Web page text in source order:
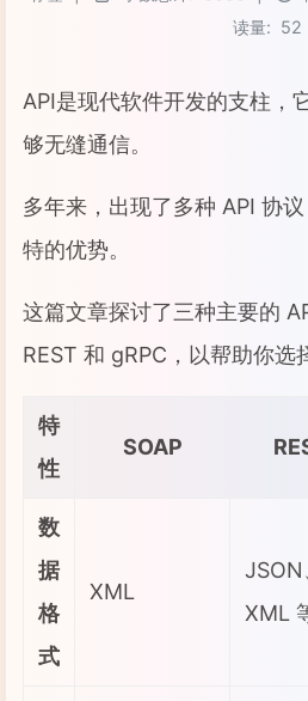
读量: 52
API是现代软件开发的支柱，
够无缝通信。
多年来，出现了多种 API 协
特的优势。
这篇文章探讨了三种主要的
REST 和 gRPC，以帮助你选
特
性
SOAP
数
据
格
式
XML
JSON
XML